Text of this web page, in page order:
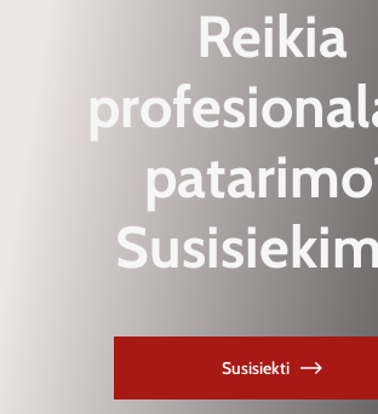
Reikia
Susisiekti